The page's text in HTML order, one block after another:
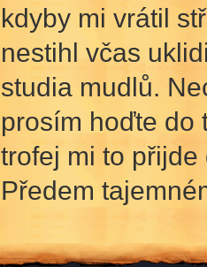
kdyby mi vrátil
nestihl včas
studia mudlů.
prosím hoďte do
trofej mi to
Předem